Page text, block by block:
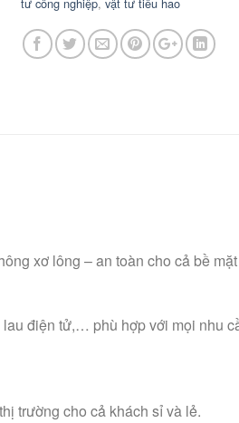
xơ lông – an toàn cho cả bề
điện tử,… phù hợp với mọi nhu
trường cho cả khách sỉ và lẻ.